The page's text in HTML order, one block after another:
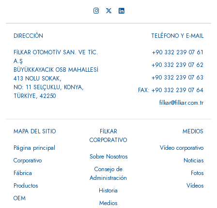
DIRECCIÓN
FİLKAR OTOMOTİV SAN. VE TİC.
A.Ş
BÜYÜKKAYACIK OSB MAHALLESİ
413 NOLU SOKAK,
NO: 11 SELÇUKLU, KONYA,
TÜRKİYE, 42250
TELÉFONO Y E-MAIL
+90 332 239 07 61
+90 332 239 07 62
+90 332 239 07 63
FAX: +90 332 239 07 64
filkar@filkar.com.tr
MAPA DEL SITIO
Página principal
Corporativo
Fábrica
Productos
OEM
FİLKAR
CORPORATIVO
Sobre Nosotros
Consejo de
Administración
Historia
Medios
MEDIOS
Vídeo corporativo
Noticias
Fotos
Vídeos